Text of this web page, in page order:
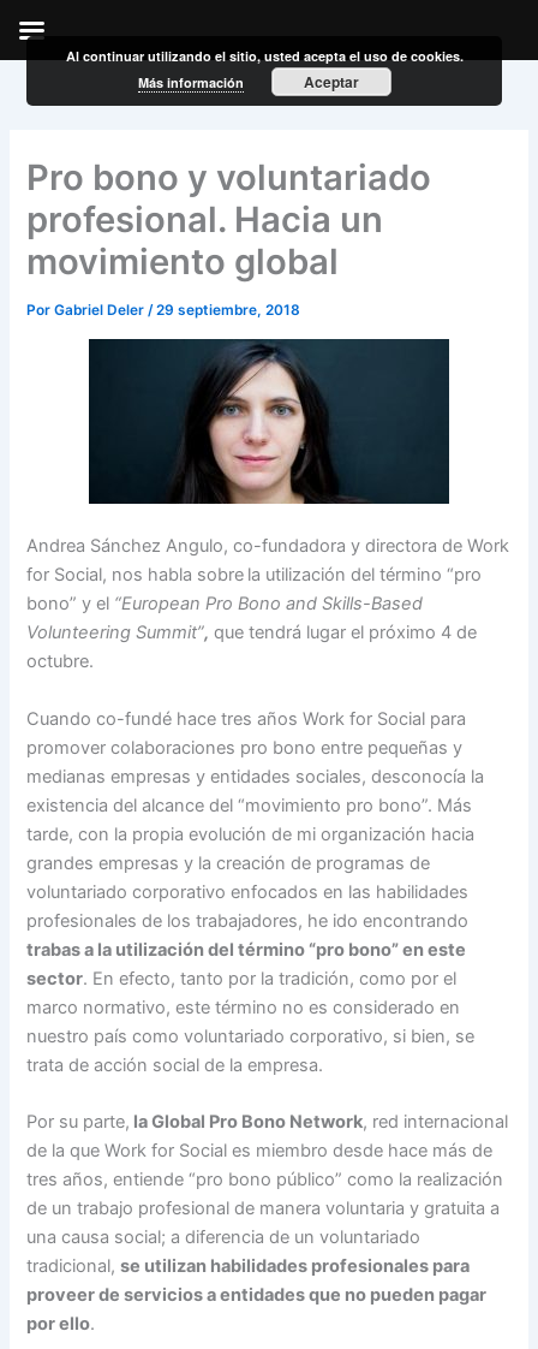
Pro bono y voluntariado
profesional. Hacia un
movimiento global
PorGabriel Deler/29 septiembre, 2018
Andrea Sánchez Angulo, co-fundadora y directora de Work
for Social, nos habla sobre la utilización del término “pro
bono” y el “European Pro Bono and Skills-Based
Volunteering Summit”, que tendrá lugar el próximo 4 de
octubre.
Cuando co-fundé hace tres años Work for Social para
promover colaboraciones pro bono entre pequeñas y
medianas empresas y entidades sociales, desconocía la
existencia del alcance del “movimiento pro bono”. Más
tarde, con la propia evolución de mi organización hacia
grandes empresas y la creación de programas de
voluntariado corporativo enfocados en las habilidades
profesionales de los trabajadores, he ido encontrando
trabas a la utilización del término “pro bono” en este
sector. En efecto, tanto por la tradición, como por el
marco normativo, este término no es considerado en
nuestro país como voluntariado corporativo, si bien, se
trata de acción social de la empresa.
Por su parte, la Global Pro Bono Network, red internacional
de la que Work for Social es miembro desde hace más de
tres años, entiende “pro bono público” como la realización
de un trabajo profesional de manera voluntaria y gratuita a
una causa social; a diferencia de un voluntariado
tradicional,se utilizan habilidades profesionales para
proveer de servicios a entidades que no pueden pagar
por ello.
Al continuar utilizando el sitio, usted acepta el uso de cookies.
Más información
Aceptar